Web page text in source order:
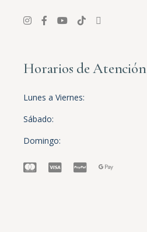
Horarios de Atención
Lunes a Viernes
Sábado
Domingo